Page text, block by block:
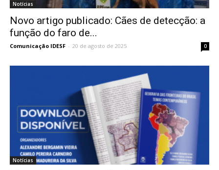
Notícias
Novo artigo publicado: Cães de detecção: a
função do faro de...
Comunicação IDESF - 20 de agosto de 2025 0
Notícias